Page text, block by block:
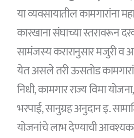
या व्यवसायातील कामगारांना
कारखाना संघाच्या स्तरावरून
सामंजस्य करारानुसार मजुरी व
येत असले तरी ऊसतोड
निधी, कामगार राज्य विमा
भरपाई, सानुग्रह अनुदान इ.
योजनांचे लाभ देण्याची